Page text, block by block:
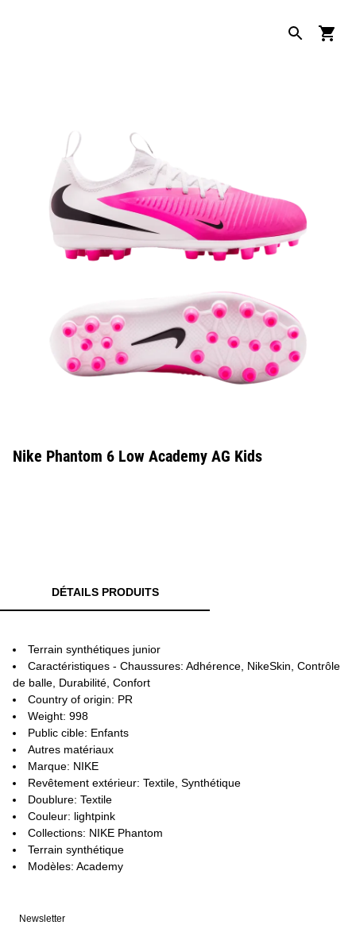
Nike Phantom 6 Low Academy AG Kids
DÉTAILS PRODUITS
Terrain synthétiques junior
Caractéristiques - Chaussures: Adhérence, NikeSkin, Contrôle
de balle, Durabilité, Confort
Country of origin: PR
Weight: 998
Public cible: Enfants
Autres matériaux
Marque: NIKE
Revêtement extérieur: Textile, Synthétique
Doublure: Textile
Couleur: lightpink
Collections: NIKE Phantom
Terrain synthétique
Modèles: Academy
Newsletter